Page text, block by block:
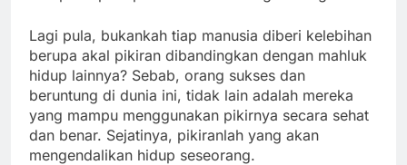
Lagi pula, bukankah tiap manusia diberi kelebihan
berupa akal pikiran dibandingkan dengan mahluk
hidup lainnya? Sebab, orang sukses dan
beruntung di dunia ini, tidak lain adalah mereka
yang mampu menggunakan pikirnya secara sehat
dan benar. Sejatinya, pikiranlah yang akan
mengendalikan hidup seseorang.